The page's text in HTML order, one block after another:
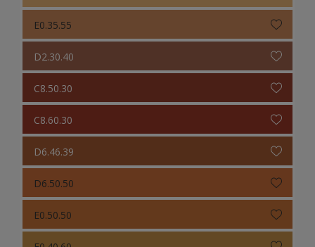
E0.35.55
D2.30.40
C8.50.30
C8.60.30
D6.46.39
D6.50.50
E0.50.50